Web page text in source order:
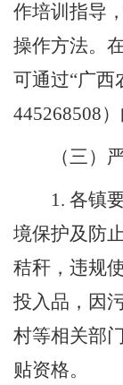
作培训指导
操作方法。
可通过“广西
445268508
（三）
1. 各镇
境保护及防
秸秆，违规
投入品，因
村等相关部
贴资格。